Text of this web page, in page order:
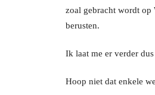
zoal gebracht wordt
berusten.
Ik laat me er verder
Hoop niet dat enkele